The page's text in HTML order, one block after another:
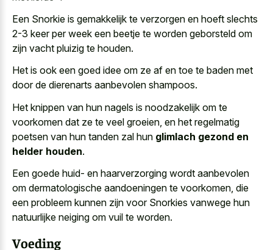
Een Snorkie is gemakkelijk te verzorgen en hoeft slechts
2-3 keer per week een beetje te worden geborsteld om
zijn vacht pluizig te houden.
Het is ook een goed idee om ze af en toe te baden met
door de dierenarts aanbevolen shampoos.
Het knippen van hun nagels is noodzakelijk om te
voorkomen dat ze te veel groeien, en het regelmatig
poetsen van hun tanden zal hun glimlach gezond en
helder houden.
Een goede huid- en haarverzorging wordt aanbevolen
om dermatologische aandoeningen te voorkomen, die
een probleem kunnen zijn voor Snorkies vanwege hun
natuurlijke neiging om vuil te worden.
Voeding